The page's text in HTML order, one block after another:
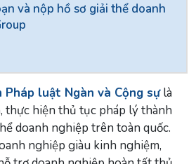
và nộp hồ sơ giải thể doanh
Pháp luật Ngàn và Cộng sựlà
thực hiện thủ tục pháp lý thành
doanh nghiệp trên toàn quốc.
nghiệp giàu kinh nghiệm,